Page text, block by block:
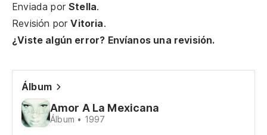
Enviada porStella.
Revisión porVitoria.
¿Viste algún error? Envíanos una revisión.
Álbum
Amor A La Mexicana
Álbum • 1997